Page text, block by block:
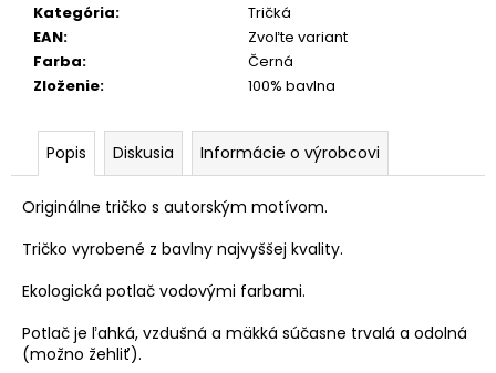
Kategória:
Tričká
EAN:
Zvoľte variant
Farba:
Černá
Zloženie: 100% bavlna
Popis Diskusia Informácie o výrobcovi
Originálne tričko s autorským motívom.
Tričko vyrobené z bavlny najvyššej kvality.
Ekologická potlač vodovými farbami.
Potlač je ľahká, vzdušná a mäkká súčasne trvalá a odolná
(možno žehliť).